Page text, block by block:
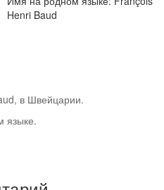
Henri Baud
в Швейцарии.
языке.